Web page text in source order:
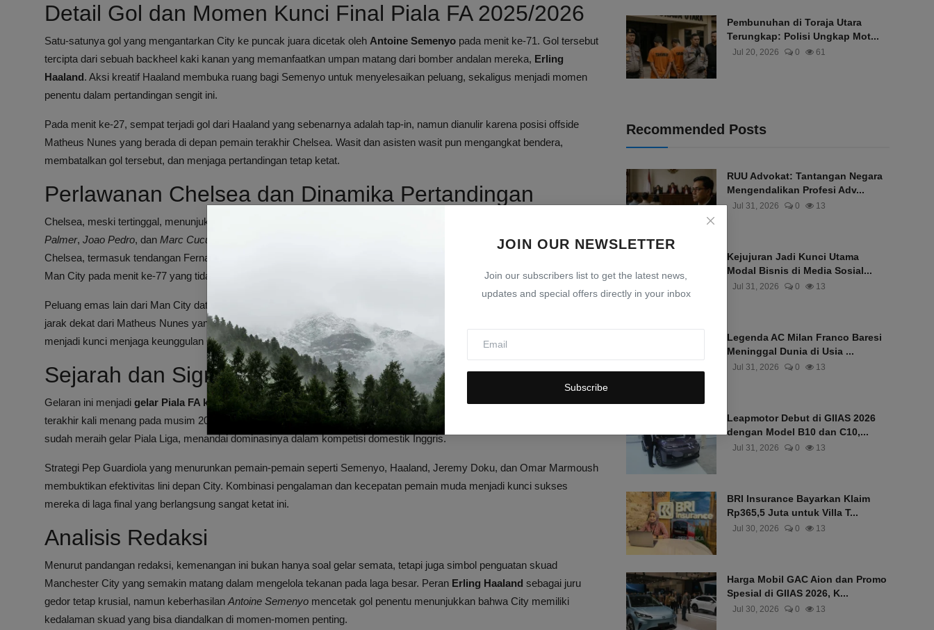
JOIN OUR NEWSLETTER
Join our subscribers list to get the latest news,
updates and special offers directly in your inbox
Subscribe
Detail Gol dan Momen Kunci Final Piala FA 2025/2026
Satu-satunya gol yang mengantarkan City ke puncak juara dicetak oleh Antoine Semenyo pada menit ke-71. Gol tersebut
tercipta dari sebuah backheel kaki kanan yang memanfaatkan umpan matang dari bomber andalan mereka, Erling
Haaland. Aksi kreatif Haaland membuka ruang bagi Semenyo untuk menyelesaikan peluang, sekaligus menjadi momen
penentu dalam pertandingan sengit ini.
Pada menit ke-27, sempat terjadi gol dari Haaland yang sebenarnya adalah tap-in, namun dianulir karena posisi offside
Matheus Nunes yang berada di depan pemain terakhir Chelsea. Wasit dan asisten wasit pun mengangkat bendera,
membatalkan gol tersebut, dan menjaga pertandingan tetap ketat.
Perlawanan Chelsea dan Dinamika Pertandingan
Chelsea, meski tertinggal, menunjukkan perlawanan yang cukup kuat. Beberapa pemain seperti
Palmer, Joao Pedro, dan Marc Cucurella
memberikan tekanan kepada pertahanan City. Peluang emas sempat didapatkan
Chelsea, termasuk tendangan Fernandez yang melambung di atas mistar dan insiden pelanggaran di dalam kotak penalti
Man City pada menit ke-77 yang tidak diindahkan wasit Darren England.
Peluang emas lain dari Man City datang pada menit 84 dan 85 melalui tusukan pemain muda
jarak dekat dari Matheus Nunes yang membentur tiang gawang. Penyelamatan gemilang kiper Robert Sanchez juga
menjadi kunci menjaga keunggulan City hingga peluit akhir berbunyi.
Sejarah dan Signifikansi Gelar Juara City
Gelaran ini menjadi gelar Piala FA kedelapansepanjang sejarah Manchester City, menambah koleksi trofi mereka setelah
terakhir kali menang pada musim 2022/2023 dengan menaklukkan rival sekota, Manchester United. Musim ini, City juga
sudah meraih gelar Piala Liga, menandai dominasinya dalam kompetisi domestik Inggris.
Strategi Pep Guardiola yang menurunkan pemain-pemain seperti Semenyo, Haaland, Jeremy Doku, dan Omar Marmoush
membuktikan efektivitas lini depan City. Kombinasi pengalaman dan kecepatan pemain muda menjadi kunci sukses
mereka di laga final yang berlangsung sangat ketat ini.
Analisis Redaksi
Menurut pandangan redaksi, kemenangan ini bukan hanya soal gelar semata, tetapi juga simbol penguatan skuad
Manchester City yang semakin matang dalam mengelola tekanan pada laga besar. Peran Erling Haaland sebagai juru
gedor tetap krusial, namun keberhasilan Antoine Semenyo mencetak gol penentu menunjukkan bahwa City memiliki
kedalaman skuad yang bisa diandalkan di momen-momen penting.
Pembunuhan di Toraja Utara
Terungkap: Polisi Ungkap Mot...
Jul 20, 2026 0 61
Recommended Posts
RUU Advokat: Tantangan Negara
Mengendalikan Profesi Adv...
Jul 31, 2026 0 13
Kejujuran Jadi Kunci Utama
Modal Bisnis di Media Sosial...
Jul 31, 2026 0 13
Legenda AC Milan Franco Baresi
Meninggal Dunia di Usia ...
Jul 31, 2026 0 13
Leapmotor Debut di GIIAS 2026
dengan Model B10 dan C10,...
Jul 31, 2026 0 13
BRI Insurance Bayarkan Klaim
Rp365,5 Juta untuk Villa T...
Jul 30, 2026 0 13
Harga Mobil GAC Aion dan Promo
Spesial di GIIAS 2026, K...
Jul 30, 2026 0 13